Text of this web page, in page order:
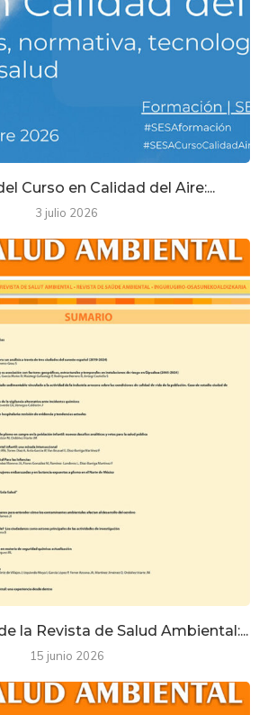
Curso en Calidad del Aire:...
3 julio 2026
la Revista de Salud Ambiental:...
15 junio 2026